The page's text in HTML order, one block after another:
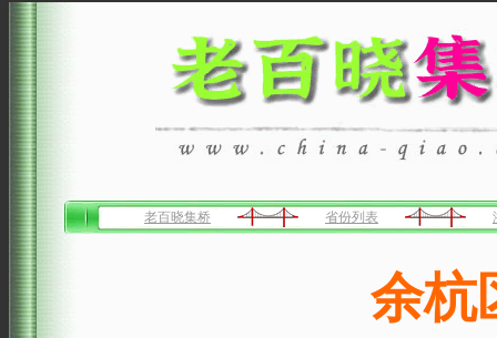
老百晓集桥 省份列表
余杭